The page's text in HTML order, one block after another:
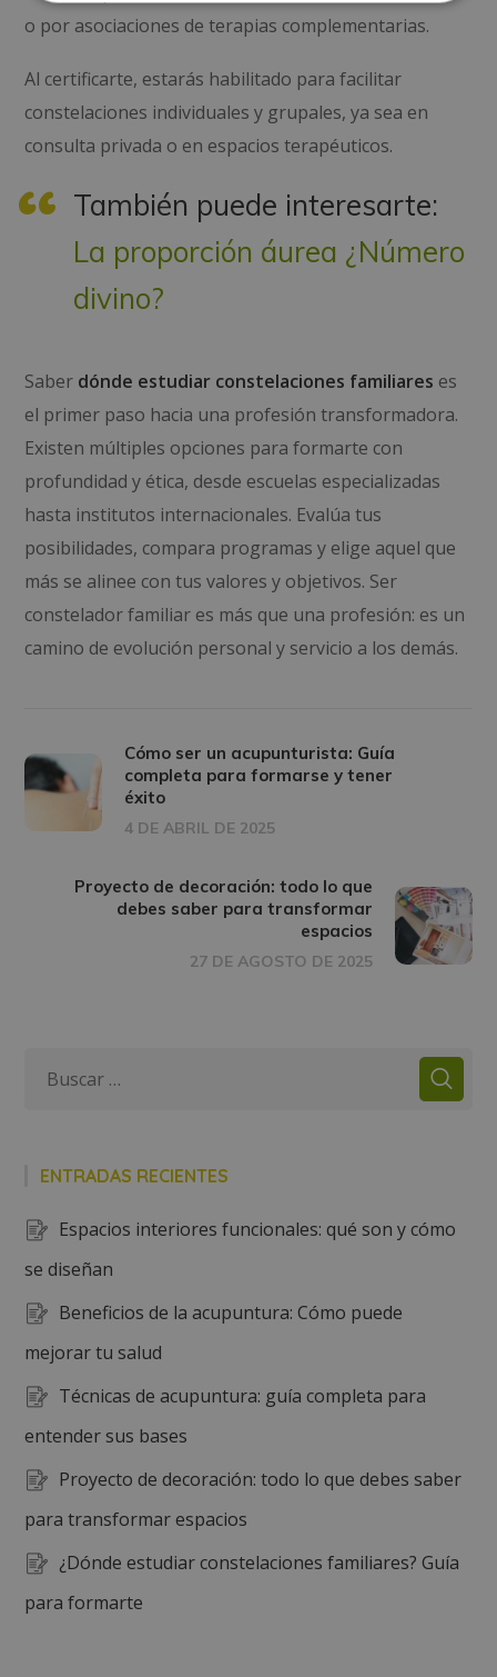
o por asociaciones de terapias complementarias.
Al certificarte, estarás habilitado para facilitar
constelaciones individuales y grupales, ya sea en
consulta privada o en espacios terapéuticos.
También puede interesarte:
La proporción áurea ¿Número
divino?
Saber dónde estudiar constelaciones familiares es
el primer paso hacia una profesión transformadora.
Existen múltiples opciones para formarte con
profundidad y ética, desde escuelas especializadas
hasta institutos internacionales. Evalúa tus
posibilidades, compara programas y elige aquel que
más se alinee con tus valores y objetivos. Ser
constelador familiar es más que una profesión: es un
camino de evolución personal y servicio a los demás.
Cómo ser un acupunturista: Guía
completa para formarse y tener
éxito
4 DE ABRIL DE 2025
Proyecto de decoración: todo lo que
debes saber para transformar
espacios
27 DE AGOSTO DE 2025
ENTRADAS RECIENTES
Espacios interiores funcionales: qué son y cómo
se diseñan
Beneficios de la acupuntura: Cómo puede
mejorar tu salud
Técnicas de acupuntura: guía completa para
entender sus bases
Proyecto de decoración: todo lo que debes saber
para transformar espacios
¿Dónde estudiar constelaciones familiares? Guía
para formarte